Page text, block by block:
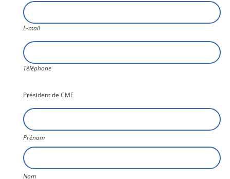
E-
mail
E-mail
Téléphone
Téléphone
Président de CME
Nom4
Prénom
Nom